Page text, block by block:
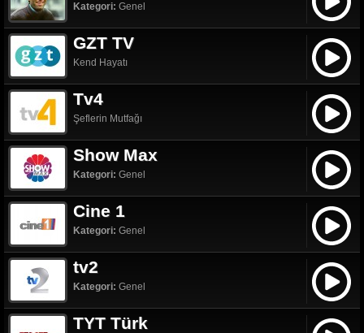
Kategori: Genel
GZT TV
Kend Hayatı
Tv4
Şeflerin Mutfağı
Show Max
Kategori: Genel
Cine 1
Kategori: Genel
tv2
Kategori: Genel
TYT Türk